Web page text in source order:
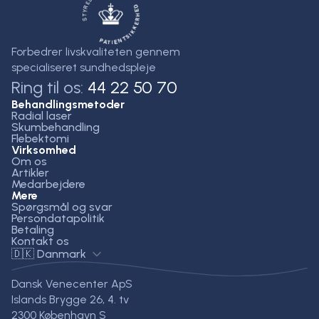
Forbedrer livskvaliteten gennem
specialiseret sundhedspleje
Ring til os: 44 22 50 70
Behandlingsmetoder
Radial laser
Skumbehandling
Flebektomi
Virksomhed
Om os
Artikler
Medarbejdere
Mere
Spørgsmål og svar
Persondatapolitik
Betaling
Kontakt os
🇩🇰 Danmark
Dansk Venecenter ApS
Islands Brygge 26, 4. tv
2300 København S